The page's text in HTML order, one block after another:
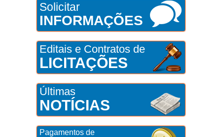
Solicitar
INFORMAÇÕES
Editais e Contratos de
LICITAÇÕES
Últimas
NOTÍCIAS
Pagamentos de